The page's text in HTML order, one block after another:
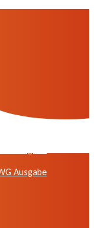
in der
Ausgabe